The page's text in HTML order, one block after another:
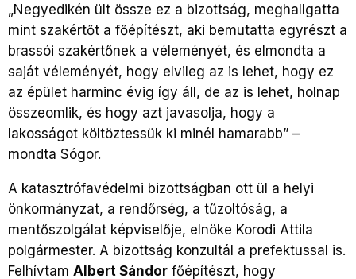
„Negyedikén ült össze ez a bizottság, meghallgatta
mint szakértőt a főépítészt, aki bemutatta egyrészt a
brassói szakértőnek a véleményét, és elmondta a
saját véleményét, hogy elvileg az is lehet, hogy ez
az épület harminc évig így áll, de az is lehet, holnap
összeomlik, és hogy azt javasolja, hogy a
lakosságot költöztessük ki minél hamarabb” –
mondta Sógor.
A katasztrófavédelmi bizottságban ott ül a helyi
önkormányzat, a rendőrség, a tűzoltóság, a
mentőszolgálat képviselője, elnöke Korodi Attila
polgármester. A bizottság konzultál a prefektussal is.
Felhívtam Albert Sándor főépítészt, hogy